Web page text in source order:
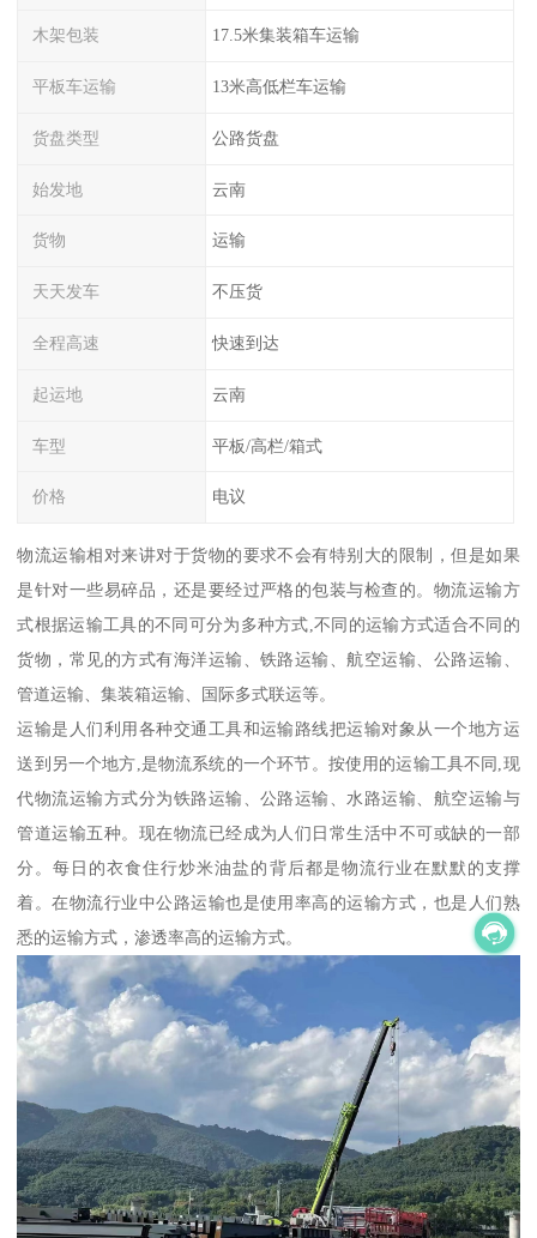
木架包装 17.5米集装箱车运输
平板车运输 13米高低栏车运输
货盘类型 公路货盘
始发地 云南
货物 运输
天天发车 不压货
全程高速 快速到达
起运地 云南
车型 平板/高栏/箱式
价格 电议
物流运输相对来讲对于货物的要求不会有特别大的限制，但是如果
是针对一些易碎品，还是要经过严格的包装与检查的。物流运输方
式根据运输工具的不同可分为多种方式,不同的运输方式适合不同的
货物，常见的方式有海洋运输、铁路运输、航空运输、公路运输、
管道运输、集装箱运输、国际多式联运等。
运输是人们利用各种交通工具和运输路线把运输对象从一个地方运
送到另一个地方,是物流系统的一个环节。按使用的运输工具不同,现
代物流运输方式分为铁路运输、公路运输、水路运输、航空运输与
管道运输五种。现在物流已经成为人们日常生活中不可或缺的一部
分。每日的衣食住行炒米油盐的背后都是物流行业在默默的支撑
着。在物流行业中公路运输也是使用率高的运输方式，也是人们熟
悉的运输方式，渗透率高的运输方式。